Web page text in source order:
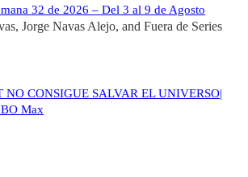
32 de 2026 – Del 3 al 9 de Agosto
, Jorge Navas Alejo, and Fuera de Series
NO CONSIGUE SALVAR EL UNIVERSO|
Max